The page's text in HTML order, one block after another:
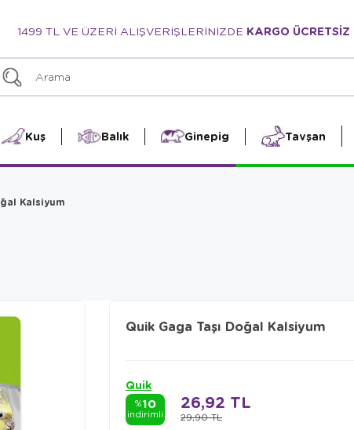
1499 TL VE ÜZERİ ALIŞVERİŞLERİNİZDE KARGO ÜCRETSİZ
Kuş Balık Ginepig Tavşan
Kalsiyum
Quik Gaga Taşı Doğal Kalsiyum
Quik
%10
indirimli 29,90 TL
26,92 TL